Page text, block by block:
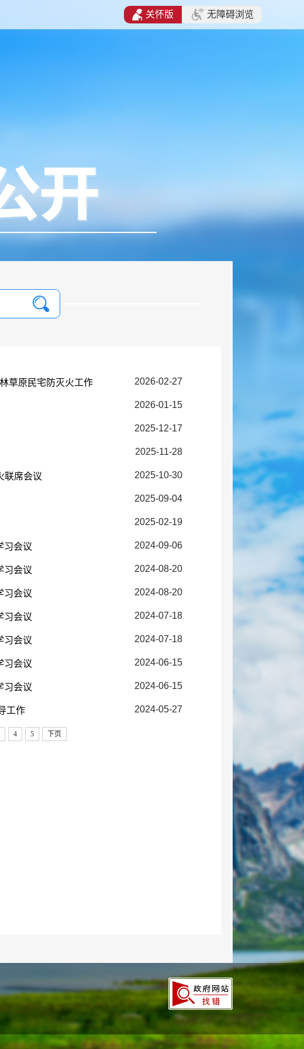
关怀版 无障碍浏览
草原民宅防灭火工作 2026-02-27
2026-01-15
2025-12-17
2025-11-28
联席会议 2025-10-30
2025-09-04
2025-02-19
习会议 2024-09-06
习会议 2024-08-20
习会议 2024-08-20
习会议 2024-07-18
习会议 2024-07-18
习会议 2024-06-15
习会议 2024-06-15
工作 2024-05-27
4 5 下页